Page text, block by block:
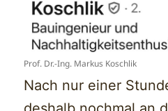
Prof. Dr.-Ing. Markus Koschlik
Nach nur einer